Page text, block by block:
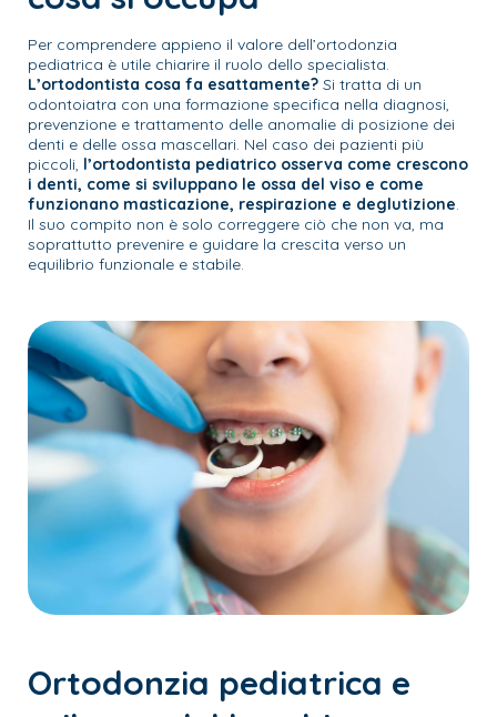
Per comprendere appieno il valore dell’ortodonzia
pediatrica è utile chiarire il ruolo dello specialista.
L’ortodontista cosa fa esattamente? Si tratta di un
odontoiatra con una formazione specifica nella diagnosi,
prevenzione e trattamento delle anomalie di posizione dei
denti e delle ossa mascellari. Nel caso dei pazienti più
piccoli, l’ortodontista pediatrico osserva come crescono
i denti, come si sviluppano le ossa del viso e come
funzionano masticazione, respirazione e deglutizione.
Il suo compito non è solo correggere ciò che non va, ma
soprattutto prevenire e guidare la crescita verso un
equilibrio funzionale e stabile.
Ortodonzia pediatrica e